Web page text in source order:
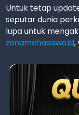
Untuk tetap
seputar dunia
lupa untuk
zonamahasiswa.id,